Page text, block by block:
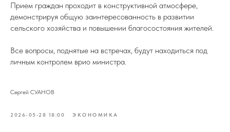
Прием граждан проходит в конструктивной атмосфере,
демонстрируя общую заинтересованность в развитии
сельского хозяйства и повышении благосостояния жителей.
Все вопросы, поднятые на встречах, будут находиться под
личным контролем врио министра.
Сергей СУАНОВ
2026-05-28 18:00 ЭКОНОМИКА